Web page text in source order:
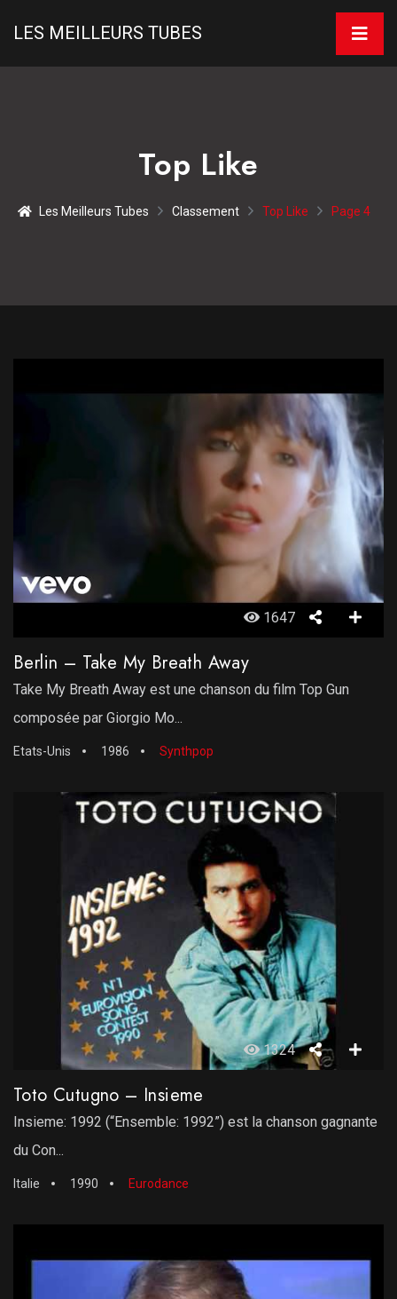
LES MEILLEURS TUBES
Top Like
Les Meilleurs Tubes Classement Top Like Page 4
1647
Berlin – Take My Breath Away
Take My Breath Away est une chanson du film Top Gun
composée par Giorgio Mo...
Etats-Unis 1986 Synthpop
1324
Toto Cutugno – Insieme
Insieme: 1992 (“Ensemble: 1992”) est la chanson gagnante
du Con...
Italie 1990 Eurodance